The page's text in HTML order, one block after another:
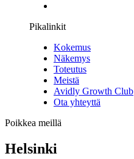
Pikalinkit
Kokemus
Näkemys
Toteutus
Meistä
Avidly Growth Club
Ota yhteyttä
Poikkea meillä
Helsinki